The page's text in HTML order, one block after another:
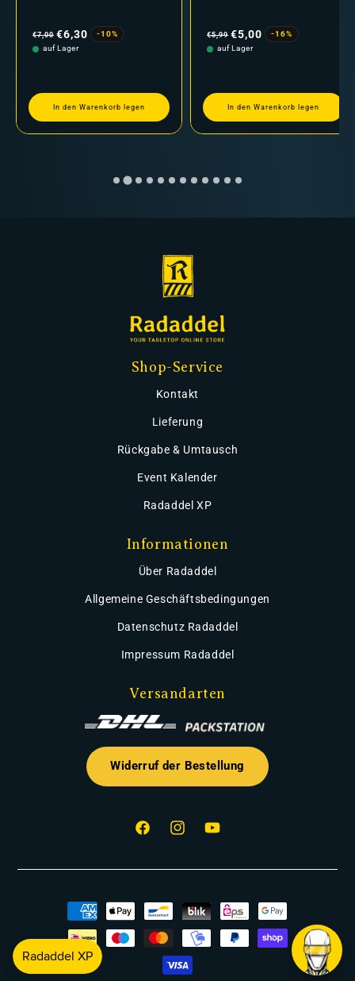
Preis
€7,00 €6,30
-10%
auf Lager
In den Warenkorb legen
Preis
€5,99 €5,00
-16%
auf Lager
In den Warenkorb legen
Shop-Service
Kontakt
Lieferung
Rückgabe & Umtausch
Event Kalender
Radaddel XP
Informationen
Über Radaddel
Allgemeine Geschäftsbedingungen
Datenschutz Radaddel
Impressum Radaddel
Versandarten
Widerruf der Bestellung
FacebookInstagramYouTube
Zahlungsmethoden